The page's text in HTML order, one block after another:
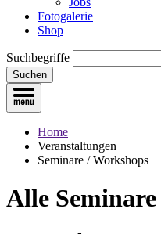
Fotogalerie
Shop
Suchbegriffe
Suchen
Home
Veranstaltungen
Seminare / Workshops
Alle Seminare